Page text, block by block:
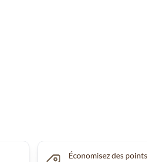
Économisez des